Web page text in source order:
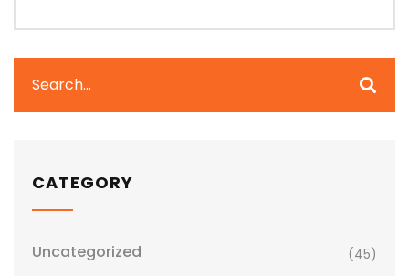
CATEGORY
Uncategorized (45)